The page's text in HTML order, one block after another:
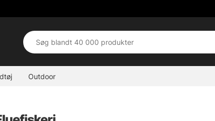
Outdoor